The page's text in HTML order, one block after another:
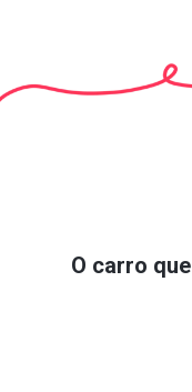
O carro que